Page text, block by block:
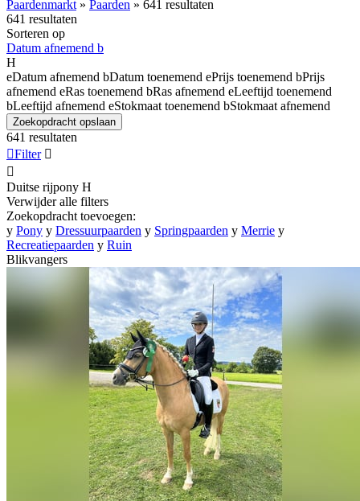
Paardenmarkt » Paarden » 641 resultaten
641 resultaten
Sorteren op
Datum afnemend b
H
eDatum afnemend bDatum toenemend ePrijs toenemend bPrijs
afnemend eRas toenemend bRas afnemend eLeeftijd toenemend
bLeeftijd afnemend eStokmaat toenemend bStokmaat afnemend
Zoekopdracht opslaan
641 resultaten
Filter 

Duitse rijpony H
Verwijder alle filters
Zoekopdracht toevoegen:
y Pony y Dressuurpaarden y Springpaarden y Merrie y
Recreatiepaarden y Ruin
Blikvangers